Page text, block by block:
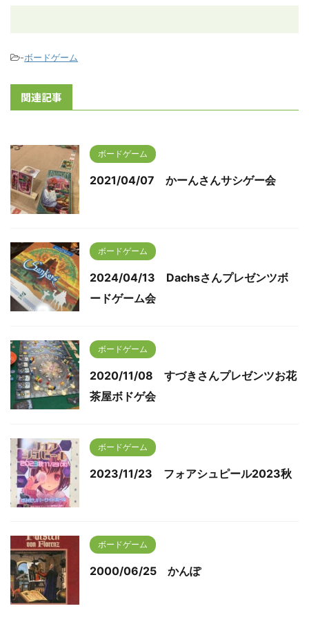
-ボードゲーム
関連記事
ボードゲーム
2021/04/07 かーんさんサシゲー会
ボードゲーム
2024/04/13 Dachsさんプレゼンツボ
ードゲーム会
ボードゲーム
2020/11/08 すづきさんプレゼンツお花
茶屋ボドゲ会
ボードゲーム
2023/11/23 フォアシュピール2023秋
ボードゲーム
2000/06/25 かんぽ